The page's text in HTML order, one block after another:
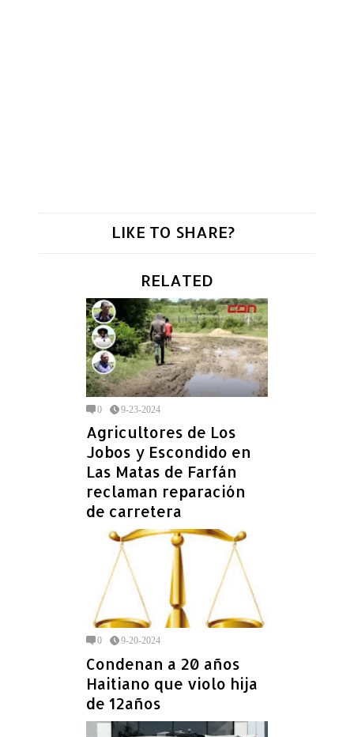
LIKE TO SHARE?
RELATED
0 9-23-2024
Agricultores de Los
Jobos y Escondido en
Las Matas de Farfán
reclaman reparación
de carretera
0 9-20-2024
Condenan a 20 años
Haitiano que violo hija
de 12años